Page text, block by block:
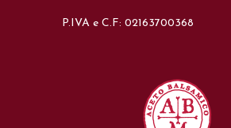
P.IVA e C.F: 02163700368